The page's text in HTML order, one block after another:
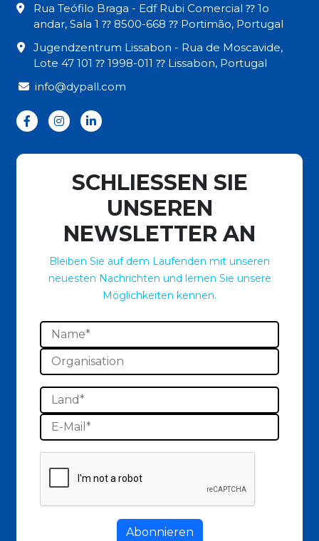
Rua Teófilo Braga - Edf Rubi Comercial ⁇ 1o
andar, Sala 1 ⁇ 8500-668 ⁇ Portimão, Portugal
Jugendzentrum Lissabon - Rua de Moscavide,
Lote 47 101 ⁇ 1998-011 ⁇ Lissabon, Portugal
info@dypall.com
SCHLIESSEN SIE
UNSEREN
NEWSLETTER AN
Bleiben Sie auf dem Laufenden mit unseren
neuesten Nachrichten und lernen Sie unsere
Möglichkeiten kennen.